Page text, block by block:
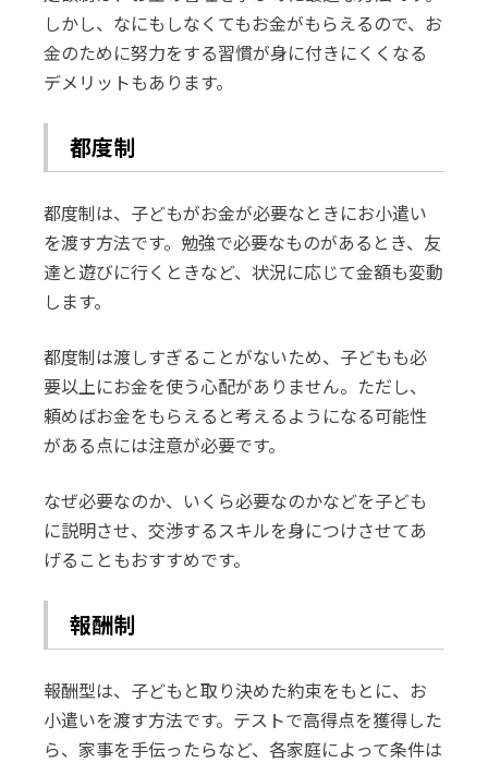
しかし、なにもしなくてもお金がもらえるので、お
金のために努力をする習慣が身に付きにくくなる
デメリットもあります。
都度制
都度制は、子どもがお金が必要なときにお小遣い
を渡す方法です。勉強で必要なものがあるとき、友
達と遊びに行くときなど、状況に応じて金額も変動
します。
都度制は渡しすぎることがないため、子どもも必
要以上にお金を使う心配がありません。ただし、
頼めばお金をもらえると考えるようになる可能性
がある点には注意が必要です。
なぜ必要なのか、いくら必要なのかなどを子ども
に説明させ、交渉するスキルを身につけさせてあ
げることもおすすめです。
報酬制
報酬型は、子どもと取り決めた約束をもとに、お
小遣いを渡す方法です。テストで高得点を獲得した
ら、家事を手伝ったらなど、各家庭によって条件は